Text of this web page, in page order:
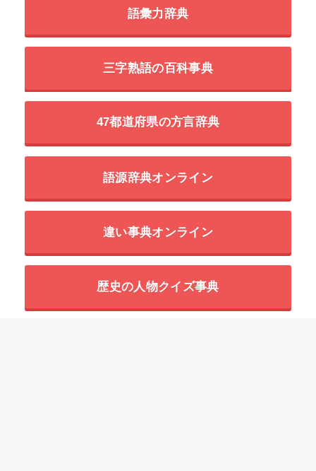
語彙力辞典
三字熟語の百科事典
47都道府県の方言辞典
語源辞典オンライン
違い事典オンライン
歴史の人物クイズ事典